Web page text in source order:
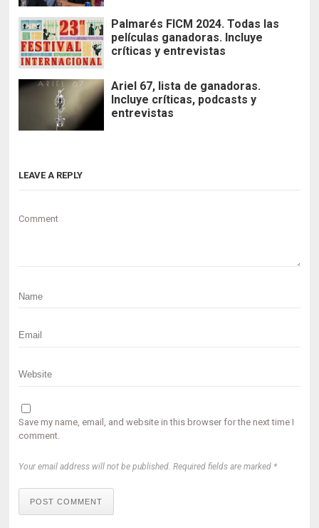
Palmarés FICM 2024. Todas las
películas ganadoras. Incluye
críticas y entrevistas
Ariel 67, lista de ganadoras.
Incluye críticas, podcasts y
entrevistas
LEAVE A REPLY
Comment
Save my name, email, and website in this browser for the next time I
comment.
Your email address will not be published. Required fields are marked *
POST COMMENT